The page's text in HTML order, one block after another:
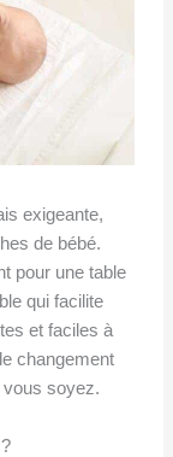
exigeante,
de bébé.
pour une table
qui facilite
et faciles à
changement
vous soyez.